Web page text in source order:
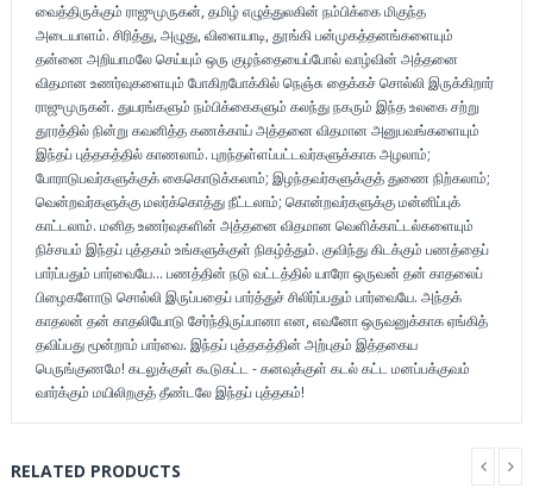
வைத்திருக்கும் ராஜுமுருகன், தமிழ் எழுத்துலகின் நம்பிக்கை மிகுந்த
அடையாளம். சிரித்து, அழுது, விளையாடி, தூங்கி பன்முகத்தனங்களையும்
தன்னை அறியாமலே செய்யும் ஒரு குழந்தையைப்போல் வாழ்வின் அத்தனை
விதமான உணர்வுகளையும் போகிறபோக்கில் நெஞ்சு தைக்கச் சொல்லி இருக்கிறார்
ராஜுமுருகன். துயரங்களும் நம்பிக்கைகளும் கலந்து நகரும் இந்த உலகை சற்று
தூரத்தில் நின்று கவனித்த கணக்காய் அத்தனை விதமான அனுபவங்களையும்
இந்தப் புத்தகத்தில் காணலாம். புறந்தள்ளப்பட்டவர்களுக்காக அழலாம்;
போராடுபவர்களுக்குக் கைகொடுக்கலாம்; இழந்தவர்களுக்குத் துணை நிற்கலாம்;
வென்றவர்களுக்கு மலர்க்கொத்து நீட்டலாம்; கொன்றவர்களுக்கு மன்னிப்புக்
காட்டலாம். மனித உணர்வுகளின் அத்தனை விதமான வெளிக்காட்டல்களையும்
நிச்சயம் இந்தப் புத்தகம் உங்களுக்குள் நிகழ்த்தும். குவிந்து கிடக்கும் பணத்தைப்
பார்ப்பதும் பார்வையே... பணத்தின் நடு வட்டத்தில் யாரோ ஒருவன் தன் காதலைப்
பிழைகளோடு சொல்லி இருப்பதைப் பார்த்துச் சிலிர்ப்பதும் பார்வையே. அந்தக்
காதலன் தன் காதலியோடு சேர்ந்திருப்பானா என, எவனோ ஒருவனுக்காக ஏங்கித்
தவிப்பது மூன்றாம் பார்வை. இந்தப் புத்தகத்தின் அற்புதம் இத்தகைய
பெருங்குணமே! கடலுக்குள் கூடுகட்ட - கனவுக்குள் கடல் கட்ட மனப்பக்குவம்
வார்க்கும் மயிலிறகுத் தீண்டலே இந்தப் புத்தகம்!
RELATED PRODUCTS